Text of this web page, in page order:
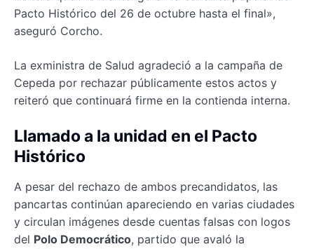
Pacto Histórico del 26 de octubre hasta el final»,
aseguró Corcho.
La exministra de Salud agradeció a la campaña de
Cepeda por rechazar públicamente estos actos y
reiteró que continuará firme en la contienda interna.
Llamado a la unidad en el Pacto
Histórico
A pesar del rechazo de ambos precandidatos, las
pancartas continúan apareciendo en varias ciudades
y circulan imágenes desde cuentas falsas con logos
del Polo Democrático, partido que avaló la